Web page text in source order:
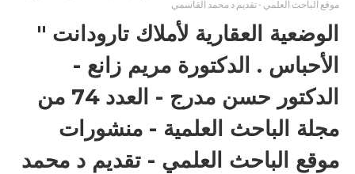
موقع الباحث العلمي - تقديم د محمد القاسمي
الوضعية العقارية لأملاك تارودانت "
الأحباس . الدكتورة مريم زانع -
الدكتور حسن مدرج - العدد 74 من
مجلة الباحث العلمية - منشورات
موقع الباحث العلمي - تقديم د محمد